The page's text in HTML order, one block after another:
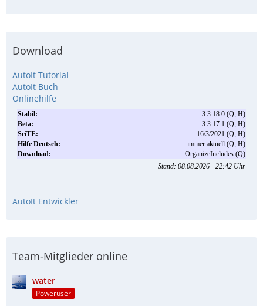
Download
AutoIt Tutorial
AutoIt Buch
Onlinehilfe
AutoIt Entwickler
Team-Mitglieder online
water
Poweruser